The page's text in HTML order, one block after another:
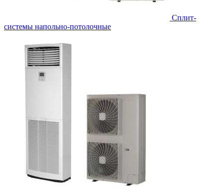
Сплит-
системы напольно-потолочные